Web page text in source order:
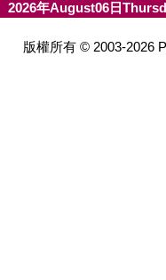
2026年August06日
版權所有 © 2003-